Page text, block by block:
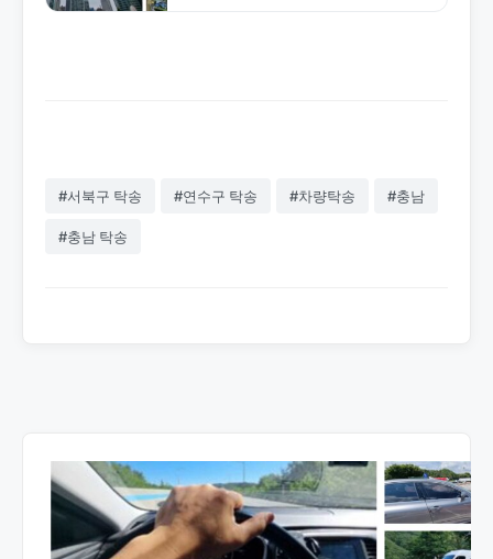
#서북구 탁송 #연수구 탁송 #차량탁송 #충남
#충남 탁송